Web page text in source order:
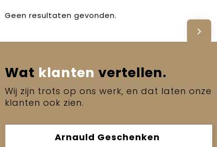
Geen resultaten gevonden.
Wat klanten vertellen.
Wij zijn trots op ons werk, en dat laten onze
klanten ook zien.
Arnauld Geschenken